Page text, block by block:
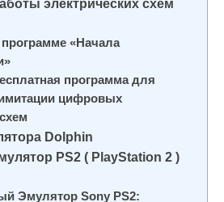
электрических схем
«Начала
программа для
цифровых
Dolphin
PS2 ( PlayStation 2 )
Эмулятор Sony PS2: